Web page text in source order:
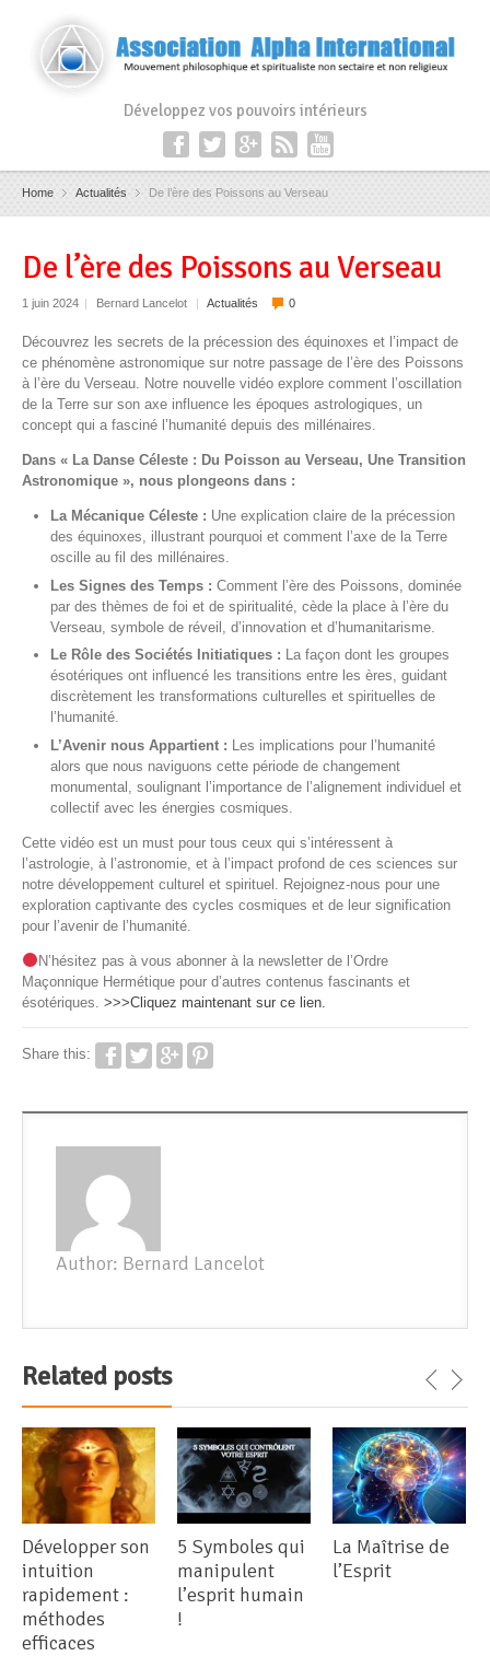
Développez vos pouvoirs intérieurs
Home Actualités De l’ère des Poissons au Verseau
De l’ère des Poissons au Verseau
1 juin 2024 | Bernard Lancelot | Actualités 0
Découvrez les secrets de la précession des équinoxes et l’impact de
ce phénomène astronomique sur notre passage de l’ère des Poissons
à l’ère du Verseau. Notre nouvelle vidéo explore comment l’oscillation
de la Terre sur son axe influence les époques astrologiques, un
concept qui a fasciné l’humanité depuis des millénaires.
Dans « La Danse Céleste : Du Poisson au Verseau, Une Transition
Astronomique », nous plongeons dans :
La Mécanique Céleste : Une explication claire de la précession
des équinoxes, illustrant pourquoi et comment l’axe de la Terre
oscille au fil des millénaires.
Les Signes des Temps : Comment l’ère des Poissons, dominée
par des thèmes de foi et de spiritualité, cède la place à l’ère du
Verseau, symbole de réveil, d’innovation et d’humanitarisme.
Le Rôle des Sociétés Initiatiques : La façon dont les groupes
ésotériques ont influencé les transitions entre les ères, guidant
discrètement les transformations culturelles et spirituelles de
l’humanité.
L’Avenir nous Appartient : Les implications pour l’humanité
alors que nous naviguons cette période de changement
monumental, soulignant l’importance de l’alignement individuel et
collectif avec les énergies cosmiques.
Cette vidéo est un must pour tous ceux qui s’intéressent à
l’astrologie, à l’astronomie, et à l’impact profond de ces sciences sur
notre développement culturel et spirituel. Rejoignez-nous pour une
exploration captivante des cycles cosmiques et de leur signification
pour l’avenir de l’humanité.
N’hésitez pas à vous abonner à la newsletter de l’Ordre
Maçonnique Hermétique pour d’autres contenus fascinants et
ésotériques. >>>Cliquez maintenant sur ce lien.
Share this:
Author: Bernard Lancelot
Related posts
Développer son
intuition
rapidement :
méthodes
efficaces
5 Symboles qui
manipulent
l’esprit humain
!
La Maîtrise de
l’Esprit